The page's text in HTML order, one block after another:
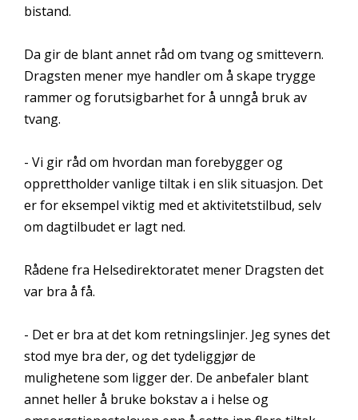
bistand.
Da gir de blant annet råd om tvang og smittevern.
Dragsten mener mye handler om å skape trygge
rammer og forutsigbarhet for å unngå bruk av
tvang.
- Vi gir råd om hvordan man forebygger og
opprettholder vanlige tiltak i en slik situasjon. Det
er for eksempel viktig med et aktivitetstilbud, selv
om dagtilbudet er lagt ned.
Rådene fra Helsedirektoratet mener Dragsten det
var bra å få.
- Det er bra at det kom retningslinjer. Jeg synes det
stod mye bra der, og det tydeliggjør de
mulighetene som ligger der. De anbefaler blant
annet heller å bruke bokstav a i helse og